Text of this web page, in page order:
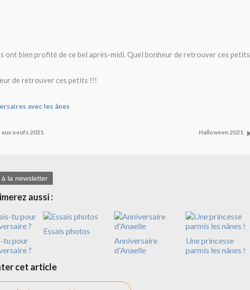
ont bien profité de ce bel après-midi. Quel bonheur de retrouver ces petits
de retrouver ces petits !!!
avec les ânes
aux oeufs 2021 Halloween 2021
la newsletter
aussi :
tu pour
?
Essais photos
Anniversaire
d'Anaelle
Une princesse
parmis les nânes !
cet article